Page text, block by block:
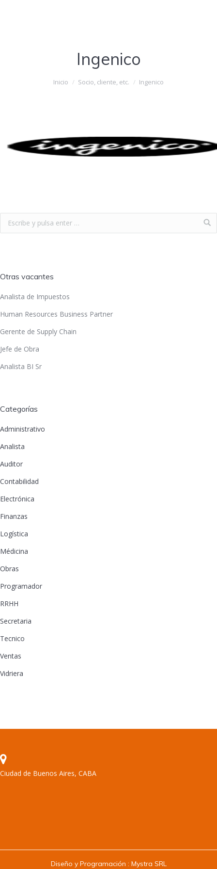
Ingenico
Inicio Socio, cliente, etc. Ingenico
Otras vacantes
Analista de Impuestos
Human Resources Business Partner
Gerente de Supply Chain
Jefe de Obra
Analista BI Sr
Categorías
Administrativo
Analista
Auditor
Contabilidad
Electrónica
Finanzas
Logística
Médicina
Obras
Programador
RRHH
Secretaria
Tecnico
Ventas
Vidriera
Ciudad de Buenos Aires, CABA
Diseño y Programación : Mystra SRL